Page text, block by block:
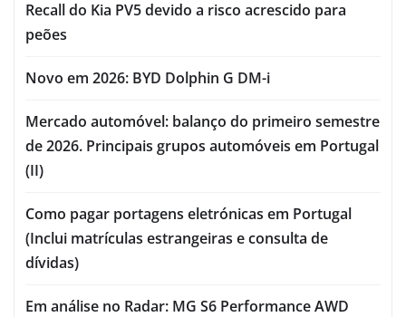
Recall do Kia PV5 devido a risco acrescido para
peões
Novo em 2026: BYD Dolphin G DM-i
Mercado automóvel: balanço do primeiro semestre
de 2026. Principais grupos automóveis em Portugal
(II)
Como pagar portagens eletrónicas em Portugal
(Inclui matrículas estrangeiras e consulta de
dívidas)
Em análise no Radar: MG S6 Performance AWD